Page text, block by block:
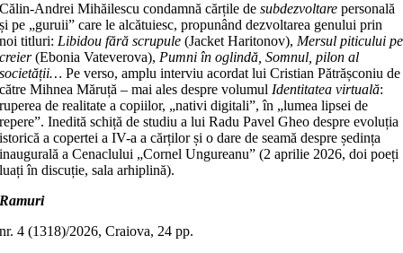
Călin-Andrei Mihăilescu condamnă cărțile desubdezvoltare personală
și pe „guruii” care le alcătuiesc, propunând dezvoltarea genului prin
noi titluri:Libidou fără scrupule (Jacket Haritonov),Mersul piticului pe
creier(Ebonia Vateverova),Pumni în oglindă, Somnul, pilon al
societății… Pe verso, amplu interviu acordat lui Cristian Pătrășconiu de
către Mihnea Măruță – mai ales despre volumulIdentitatea virtuală:
ruperea de realitate a copiilor, „nativi digitali”, în „lumea lipsei de
repere”. Inedită schiță de studiu a lui Radu Pavel Gheo despre evoluția
istorică a copertei a IV-a a cărților și o dare de seamă despre ședința
inaugurală a Cenaclului „Cornel Ungureanu” (2 aprilie 2026, doi poeți
luați în discuție, sala arhiplină).
Ramuri
nr. 4 (1318)/2026, Craiova, 24 pp.